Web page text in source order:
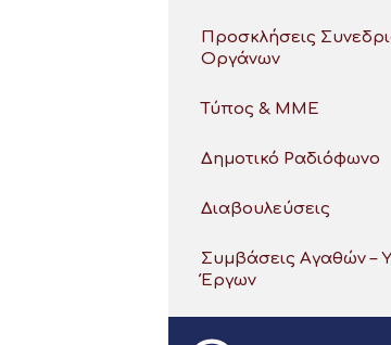
Προσκλήσεις
Οργάνων
Τύπος & ΜΜΕ
Δημοτικό Ραδιόφωνο
Διαβουλεύσεις
Συμβάσεις Αγαθών –
Έργων